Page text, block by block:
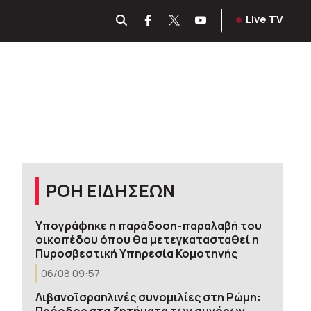
Live TV
ΡΟΗ ΕΙΔΗΣΕΩΝ
Υπογράφηκε η παράδοση-παραλαβή του
οικοπέδου όπου θα μετεγκατασταθεί η
Πυροσβεστική Υπηρεσία Κομοτηνής
06/08 09:57
Λιβανοϊσραηλινές συνομιλίες στη Ρώμη: